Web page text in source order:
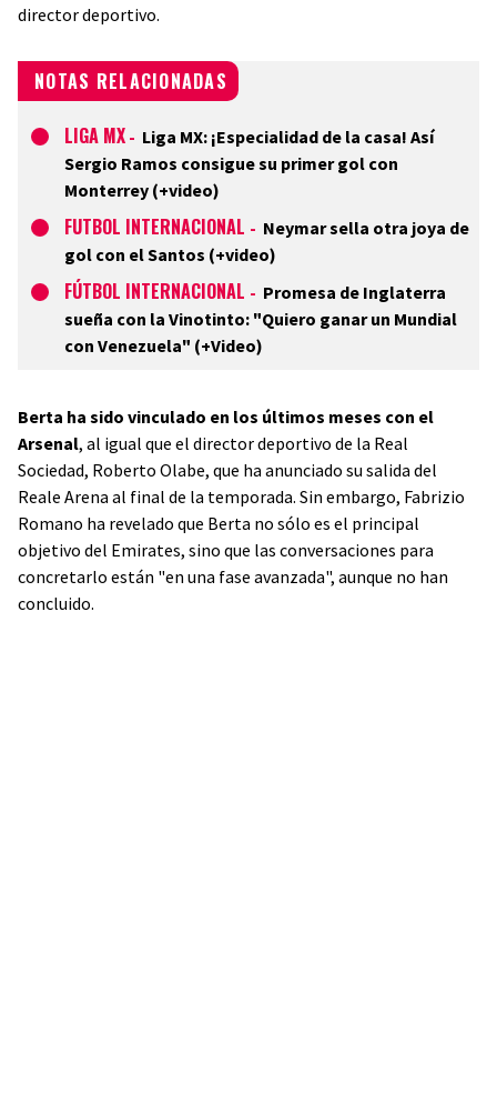
director deportivo.
NOTAS RELACIONADAS
LIGA MX - Liga MX: ¡Especialidad de la casa! Así
Sergio Ramos consigue su primer gol con
Monterrey (+video)
FUTBOL INTERNACIONAL - Neymar sella otra joya de
gol con el Santos (+video)
FÚTBOL INTERNACIONAL - Promesa de Inglaterra
sueña con la Vinotinto: "Quiero ganar un Mundial
con Venezuela" (+Video)
Berta ha sido vinculado en los últimos meses con el
Arsenal, al igual que el director deportivo de la Real
Sociedad, Roberto Olabe, que ha anunciado su salida del
Reale Arena al final de la temporada. Sin embargo, Fabrizio
Romano ha revelado que Berta no sólo es el principal
objetivo del Emirates, sino que las conversaciones para
concretarlo están "en una fase avanzada", aunque no han
concluido.